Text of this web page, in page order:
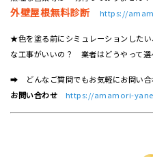
外壁屋根無料診断 https://
★色を塗る前にシミュレーションした
な工事がいいの？ 業者はどうやって選
➡ どんなご質問でもお気軽にお問い合
お問い合わせ
https://amamori-